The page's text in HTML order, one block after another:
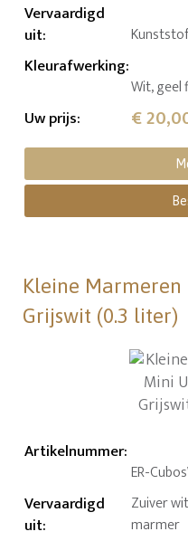
Vervaardigd
uit:
Kleurafwerking:
Wit, geel
Uw prijs: €
Kleine Marmeren
Grijswit (0.3 liter)
Artikelnummer:
ER-
Vervaardigd
uit:
Zuiver
marmer